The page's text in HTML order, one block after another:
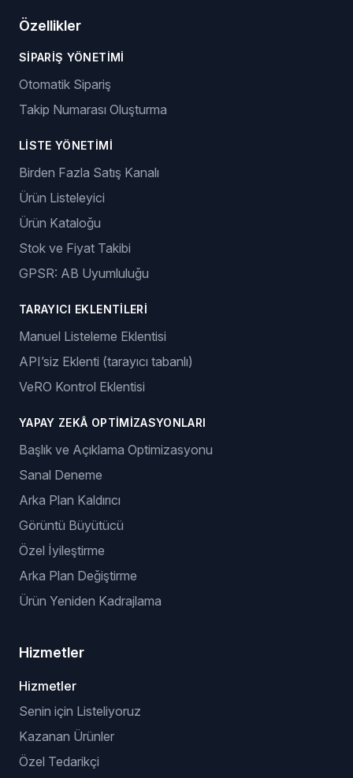
Özellikler
SIPARIŞ YÖNETIMI
Otomatik Sipariş
Takip Numarası Oluşturma
LISTE YÖNETIMI
Birden Fazla Satış Kanalı
Ürün Listeleyici
Ürün Kataloğu
Stok ve Fiyat Takibi
GPSR: AB Uyumluluğu
TARAYICI EKLENTILERI
Manuel Listeleme Eklentisi
API’siz Eklenti (tarayıcı tabanlı)
VeRO Kontrol Eklentisi
YAPAY ZEKÂ OPTIMIZASYONLARI
Başlık ve Açıklama Optimizasyonu
Sanal Deneme
Arka Plan Kaldırıcı
Görüntü Büyütücü
Özel İyileştirme
Arka Plan Değiştirme
Ürün Yeniden Kadrajlama
Hizmetler
Hizmetler
Senin için Listeliyoruz
Kazanan Ürünler
Özel Tedarikçi